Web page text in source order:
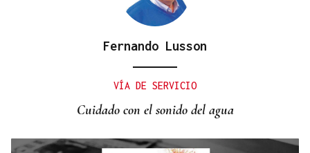
Chile y Venezuela retoman sus relaciones
Fernando Lusson
VÍA DE SERVICIO
Cuidado con el sonido del agua